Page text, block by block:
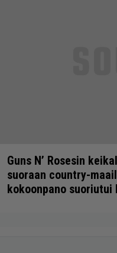
Guns N’ Rosesin
suoraan country-
kokoonpano suoriutui